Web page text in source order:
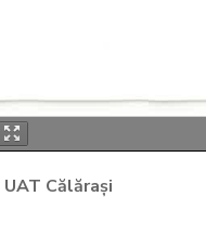
UAT Călărași